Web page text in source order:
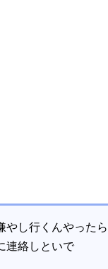
やし行くんやったら
連絡しといで